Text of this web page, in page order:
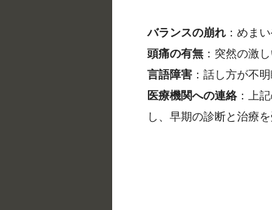
バランスの崩れ ：めま
頭痛の有無 ：突然の激
言語障害 ：話し方が不
医療機関への連絡：上
し、早期の診断と治療